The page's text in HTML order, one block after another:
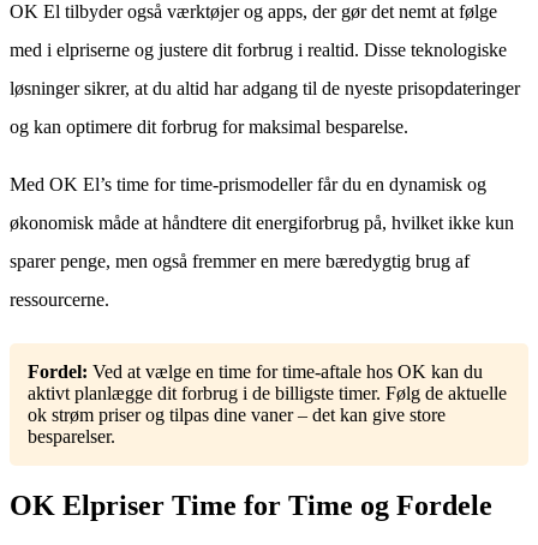
OK El tilbyder også værktøjer og apps, der gør det nemt at følge
med i elpriserne og justere dit forbrug i realtid. Disse teknologiske
løsninger sikrer, at du altid har adgang til de nyeste prisopdateringer
og kan optimere dit forbrug for maksimal besparelse.
Med OK El’s time for time-prismodeller får du en dynamisk og
økonomisk måde at håndtere dit energiforbrug på, hvilket ikke kun
sparer penge, men også fremmer en mere bæredygtig brug af
ressourcerne.
Fordel: Ved at vælge en time for time-aftale hos OK kan du
aktivt planlægge dit forbrug i de billigste timer. Følg de aktuelle
ok strøm priser og tilpas dine vaner – det kan give store
besparelser.
OK Elpriser Time for Time og Fordele